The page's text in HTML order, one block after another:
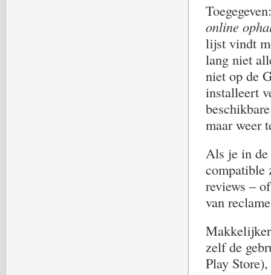
online
lijst vindt
lang niet
niet op de
installeert
maar weer
Als je in de
compatible
reviews –
van
zelf de
Play